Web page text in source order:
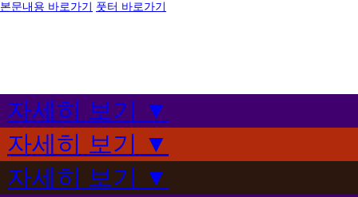
본문내용 바로가기 풋터 바로가기
자세히 보기 ▼
자세히 보기 ▼
자세히 보기 ▼